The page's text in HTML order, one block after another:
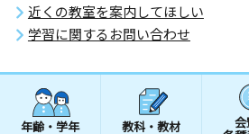
近くの教室を案内してほしい
学習に関するお問い合わせ
年齢・学年 教科・教材 会